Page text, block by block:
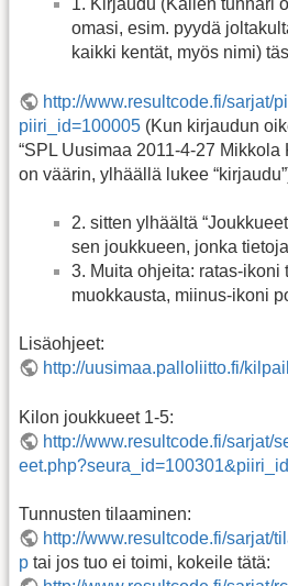
1. Kirjaudu (Kallen tunnari
omasi, esim. pyydä
kaikki kentät, myös nimi)
http://www.resultcode.fi/sarjat/
piiri_id=100005 (Kun kirjaudun
“SPL Uusimaa 2011-4-27 Mikkola
on väärin, ylhäällä lukee
2. sitten ylhäältä
sen joukkueen, jonka
3. Muita ohjeita: ratas-ikoni
muokkausta, miinus-ikoni
Lisäohjeet:
http://uusimaa.palloliitto.fi/
Kilon joukkueet 1-5:
http://www.resultcode.fi/sarjat/
Tunnusten tilaaminen:
http://www.resultcode.fi/sarjat/
p tai jos tuo ei toimi, kokeile tätä: